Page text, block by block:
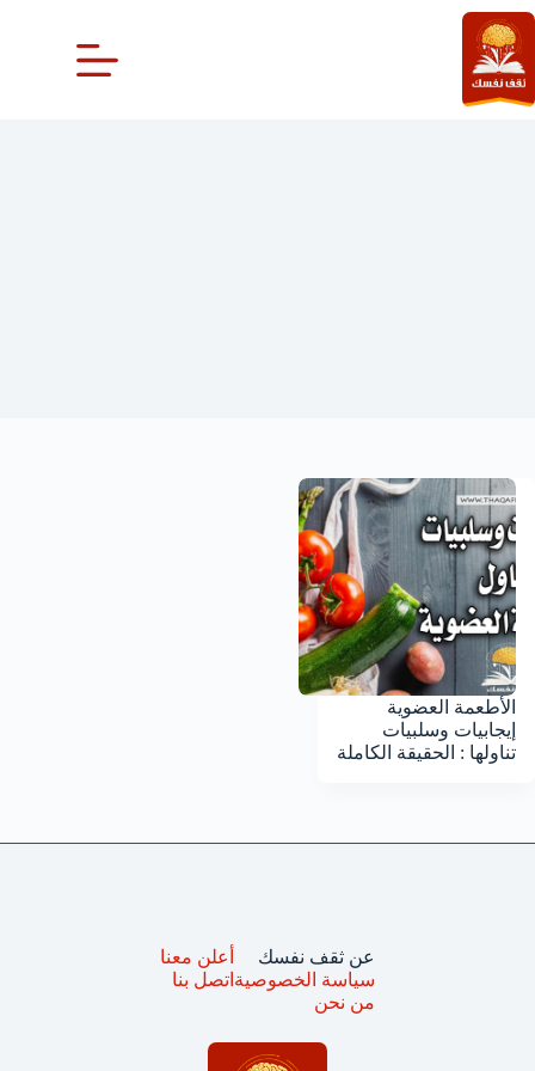
التجاوز
إلى
المحتوى
الأطعمة العضوية
إيجابيات وسلبيات
تناولها : الحقيقة الكاملة
عن ثقف نفسك
سياسة الخصوصية
من نحن
أعلن معنا
اتصل بنا